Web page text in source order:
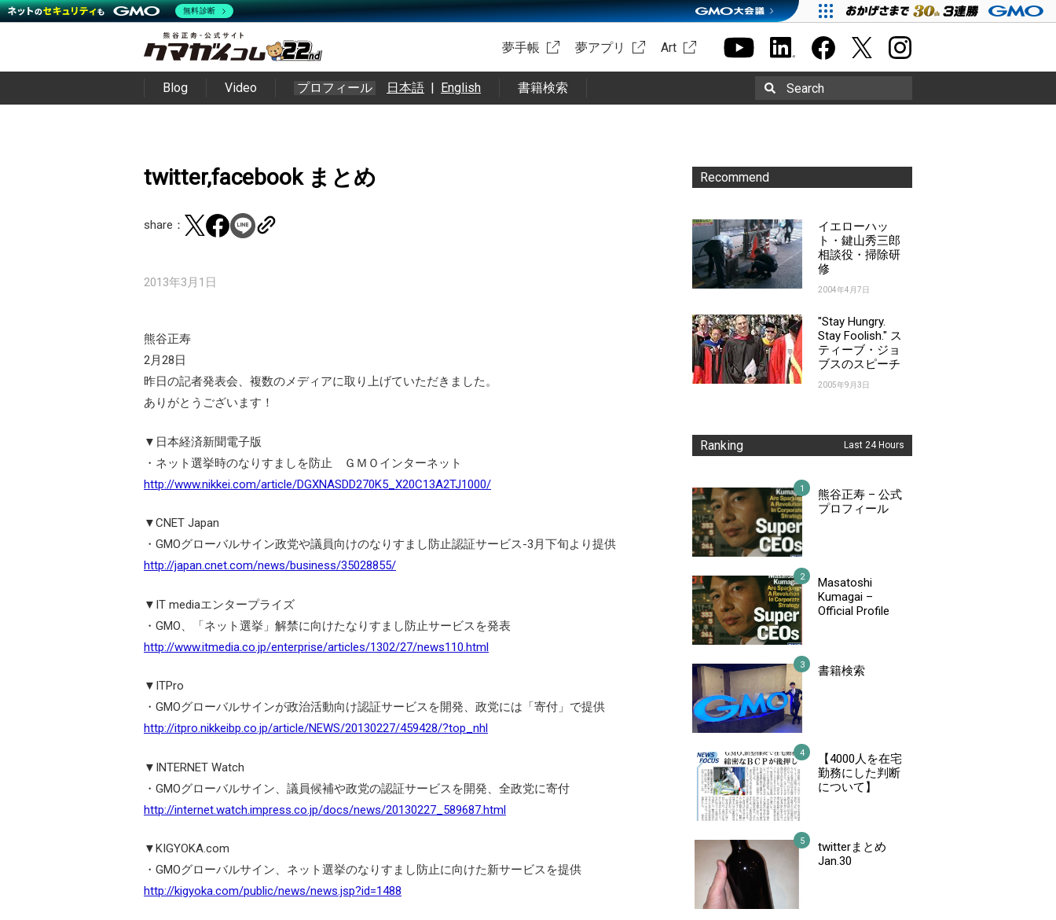
夢手帳 夢アプリ Art
Blog Video プロフィール 日本語 | English 書籍検索 Search
twitter,facebook まとめ
share：
2013年3月1日
熊谷正寿
2月28日
昨日の記者発表会、複数のメディアに取り上げていただきました。
ありがとうございます！
▼日本経済新聞電子版
・ネット選挙時のなりすましを防止 ＧＭＯインターネット
http://www.nikkei.com/article/DGXNASDD270K5_X20C13A2TJ1000/
▼CNET Japan
・GMOグローバルサイン政党や議員向けのなりすまし防止認証サービス-3月下旬より提供
http://japan.cnet.com/news/business/35028855/
▼IT mediaエンタープライズ
・GMO、「ネット選挙」解禁に向けたなりすまし防止サービスを発表
http://www.itmedia.co.jp/enterprise/articles/1302/27/news110.html
▼ITPro
・GMOグローバルサインが政治活動向け認証サービスを開発、政党には「寄付」で提供
http://itpro.nikkeibp.co.jp/article/NEWS/20130227/459428/?top_nhl
▼INTERNET Watch
・GMOグローバルサイン、議員候補や政党の認証サービスを開発、全政党に寄付
http://internet.watch.impress.co.jp/docs/news/20130227_589687.html
▼KIGYOKA.com
・GMOグローバルサイン、ネット選挙のなりすまし防止に向けた新サービスを提供
http://kigyoka.com/public/news/news.jsp?id=1488
Recommend
イエローハッ
ト・鍵山秀三郎
相談役・掃除研
修
2004年4月7日
"Stay Hungry.
Stay Foolish." ス
ティーブ・ジョ
ブスのスピーチ
2005年9月3日
Ranking Last 24 Hours
熊谷正寿 – 公式
プロフィール
Masatoshi
Kumagai –
Official Profile
書籍検索
【4000人を在宅
勤務にした判断
について】
twitterまとめ
Jan.30
無料診断